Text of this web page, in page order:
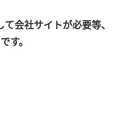
会社サイトが必要等、
す。